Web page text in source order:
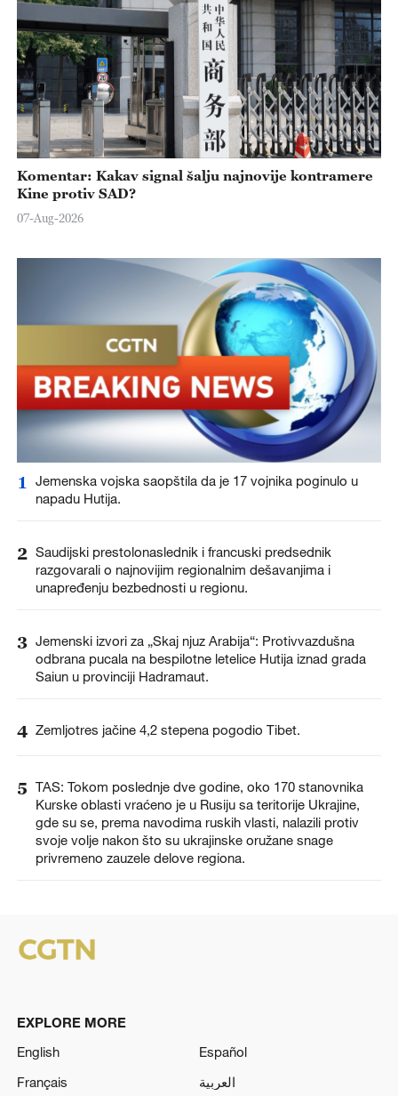
Komentar: Kakav signal šalju najnovije kontramere
Kine protiv SAD?
07-Aug-2026
1
Jemenska vojska saopštila da je 17 vojnika poginulo u
napadu Hutija.
2 Saudijski prestolonaslednik i francuski predsednik
razgovarali o najnovijim regionalnim dešavanjima i
unapređenju bezbednosti u regionu.
3 Jemenski izvori za „Skaj njuz Arabija“: Protivvazdušna
odbrana pucala na bespilotne letelice Hutija iznad grada
Saiun u provinciji Hadramaut.
4 Zemljotres jačine 4,2 stepena pogodio Tibet.
5 TAS: Tokom poslednje dve godine, oko 170 stanovnika
Kurske oblasti vraćeno je u Rusiju sa teritorije Ukrajine,
gde su se, prema navodima ruskih vlasti, nalazili protiv
svoje volje nakon što su ukrajinske oružane snage
privremeno zauzele delove regiona.
EXPLORE MORE
English
Español
Français
العربية